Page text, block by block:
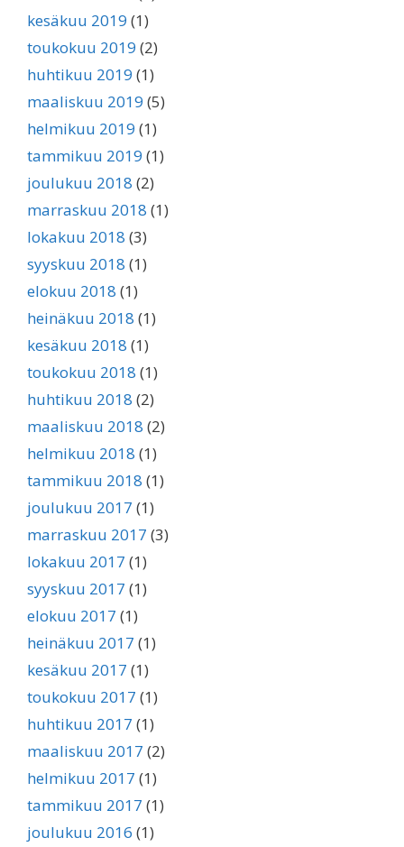
kesäkuu 2019 (1)
toukokuu 2019 (2)
huhtikuu 2019 (1)
maaliskuu 2019 (5)
helmikuu 2019 (1)
tammikuu 2019 (1)
joulukuu 2018 (2)
marraskuu 2018 (1)
lokakuu 2018 (3)
syyskuu 2018 (1)
elokuu 2018 (1)
heinäkuu 2018 (1)
kesäkuu 2018 (1)
toukokuu 2018 (1)
huhtikuu 2018 (2)
maaliskuu 2018 (2)
helmikuu 2018 (1)
tammikuu 2018 (1)
joulukuu 2017 (1)
marraskuu 2017 (3)
lokakuu 2017 (1)
syyskuu 2017 (1)
elokuu 2017 (1)
heinäkuu 2017 (1)
kesäkuu 2017 (1)
toukokuu 2017 (1)
huhtikuu 2017 (1)
maaliskuu 2017 (2)
helmikuu 2017 (1)
tammikuu 2017 (1)
joulukuu 2016 (1)